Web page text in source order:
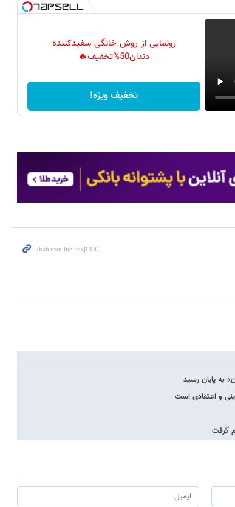
رونمایی از روش خانگی سفیدکننده
دندان50%تخفیف🔥
تخفیف ویژه!
به پایان رسید
و اعتقادی است
گرفت